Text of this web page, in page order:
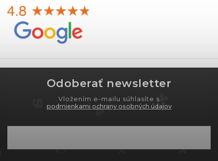
Odoberať newsletter
Vložením e-mailu súhlasíte s
podmienkami ochrany osobných údajov